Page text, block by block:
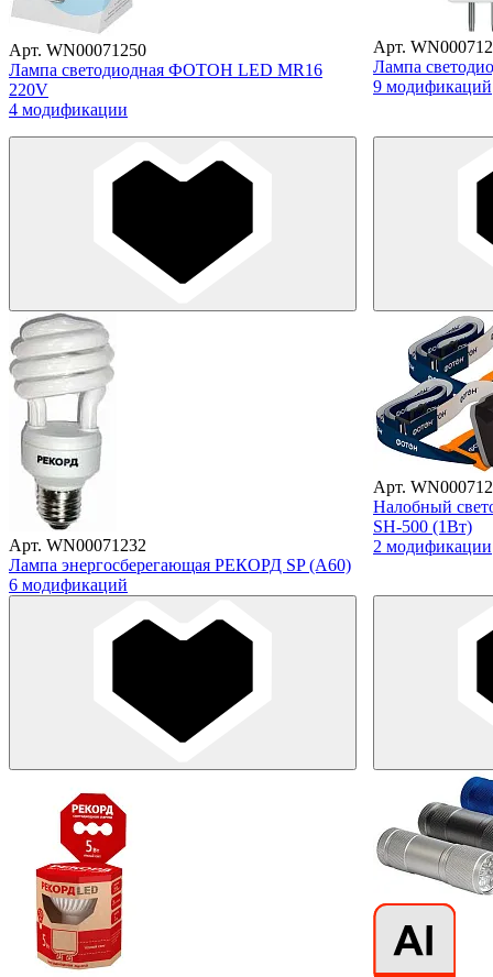
Арт. WN00071250
Лампа светодиодная ФОТОН LED MR16
220V
4 модификации
Арт.
Лампа
9 модификаций
Арт. WN00071232
Лампа энергосберегающая РЕКОРД SP (A60)
6 модификаций
Арт.
Налобный
SH-500 (1Вт)
2 модификации